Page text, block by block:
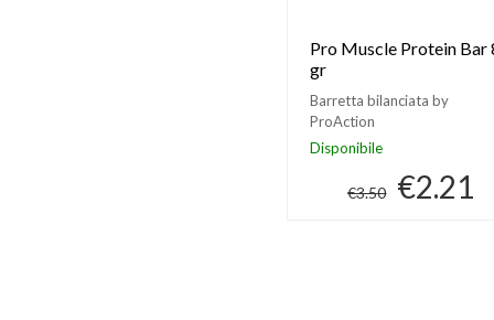
Pro Muscle Protein Bar
gr
Barretta bilanciata by
ProAction
Disponibile
€3.50 €2.21